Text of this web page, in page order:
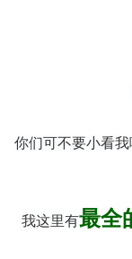
你们可不要小看我
我这里有最全